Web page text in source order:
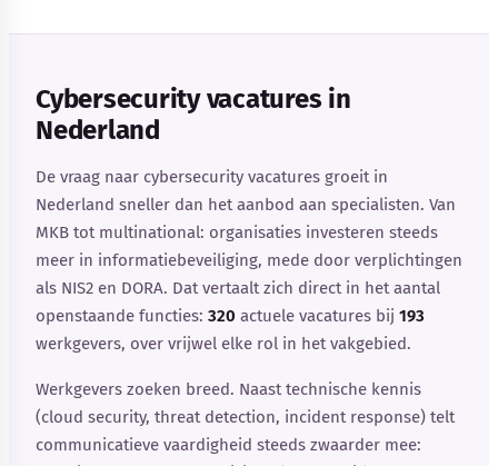
Cybersecurity vacatures in
Nederland
De vraag naar cybersecurity vacatures groeit in
Nederland sneller dan het aanbod aan specialisten. Van
MKB tot multinational: organisaties investeren steeds
meer in informatiebeveiliging, mede door verplichtingen
als NIS2 en DORA. Dat vertaalt zich direct in het aantal
openstaande functies: 320 actuele vacatures bij 193
werkgevers, over vrijwel elke rol in het vakgebied.
Werkgevers zoeken breed. Naast technische kennis
(cloud security, threat detection, incident response) telt
communicatieve vaardigheid steeds zwaarder mee: